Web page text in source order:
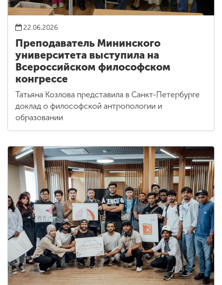
22.06.2026
Преподаватель Мининского
университета выступила на
Всероссийском философском
конгрессе
Татьяна Козлова представила в Санкт-Петербурге
доклад о философской антропологии и
образовании